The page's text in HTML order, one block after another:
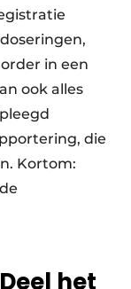
in een
ook alles
die
Kortom:
het